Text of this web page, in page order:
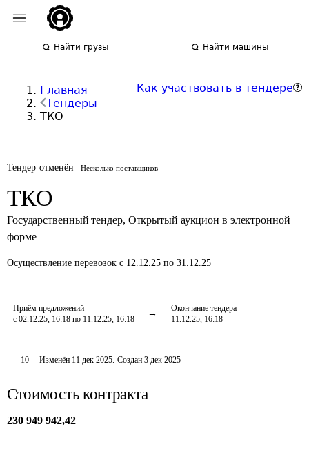
Найти грузы Найти машины
Главная
Тендеры
ТКО
Как участвовать в тендере
Тендер отменён Несколько поставщиков
ТКО
Государственный тендер, Открытый аукцион в электронной
форме
Осуществление перевозок с 12.12.25 по 31.12.25
Приём предложений
с 02.12.25, 16:18 по 11.12.25, 16:18
Окончание тендера
11.12.25, 16:18
10 Изменён 11 дек 2025. Создан 3 дек 2025
Стоимость контракта
230 949 942,42